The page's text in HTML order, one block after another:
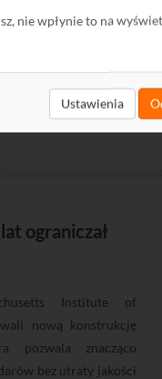
nie wpłynie to na
Ustawienia
ograniczał
Institute of
nową konstrukcję
pozwala znacząco
bez utraty jakości